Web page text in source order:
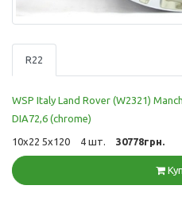
R22
WSP Italy Land Rover (W2321)
DIA72,6 (chrome)
10x22 5x120 4 шт. 30778грн.